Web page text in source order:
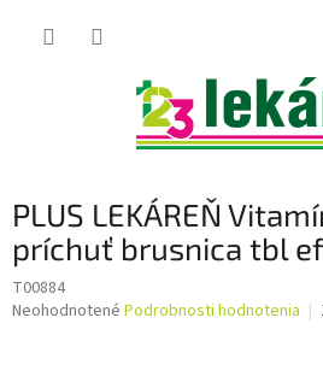
PLUS LEKÁREŇ
príchuť brusnica tbl
T00884
Priemerné
Neohodnotené Podrobnosti hodnotenia